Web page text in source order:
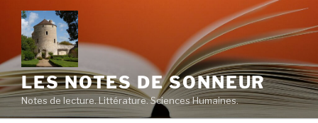
contenu
principal
LES NOTES DE SONNEUR
Notes de lecture. Littérature. Sciences Humaines.